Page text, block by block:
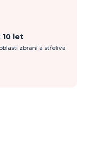
10 let
zbraní a střeliva